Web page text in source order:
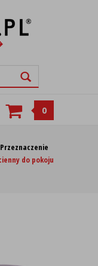
0
do pokoju